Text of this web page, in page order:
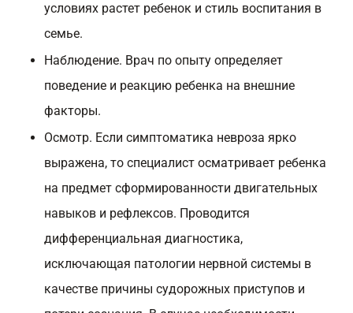
условиях растет ребенок и стиль воспитания в
семье.
Наблюдение. Врач по опыту определяет
поведение и реакцию ребенка на внешние
факторы.
Осмотр. Если симптоматика невроза ярко
выражена, то специалист осматривает ребенка
на предмет сформированности двигательных
навыков и рефлексов. Проводится
дифференциальная диагностика,
исключающая патологии нервной системы в
качестве причины судорожных приступов и